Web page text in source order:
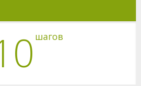
шагов